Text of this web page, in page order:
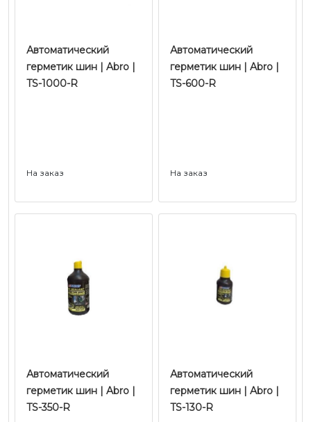
Автоматический
герметик шин | Abro |
TS-1000-R
На заказ
Автоматический
герметик шин | Abro |
TS-600-R
На заказ
Автоматический
герметик шин | Abro |
TS-350-R
Автоматический
герметик шин | Abro |
TS-130-R